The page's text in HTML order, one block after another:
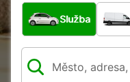
Jaký typ vozidla?
Služba